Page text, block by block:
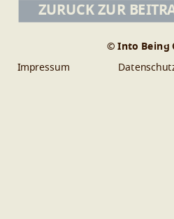
ZURÜCK ZUR
© Into Being
Impressum